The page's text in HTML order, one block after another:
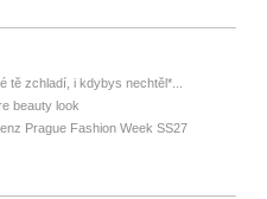
tě zchladí, i kdybys nechtěl*...
beauty look
Prague Fashion Week SS27